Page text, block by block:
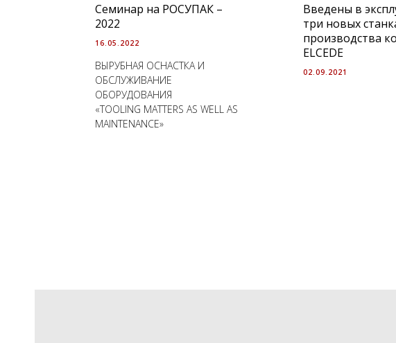
Семинар на РОСУПАК –
2022
16.05.2022
ВЫРУБНАЯ ОСНАСТКА И
ОБСЛУЖИВАНИЕ
ОБОРУДОВАНИЯ
«TOOLING MATTERS AS WELL AS
MAINTENANCE»
Введены в
три новых
производства
ELCEDE
02.09.2021